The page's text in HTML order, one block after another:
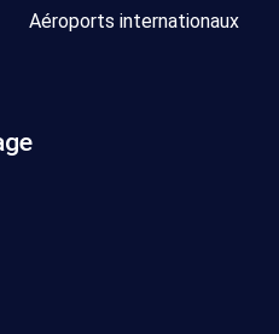
Aéroports internationaux